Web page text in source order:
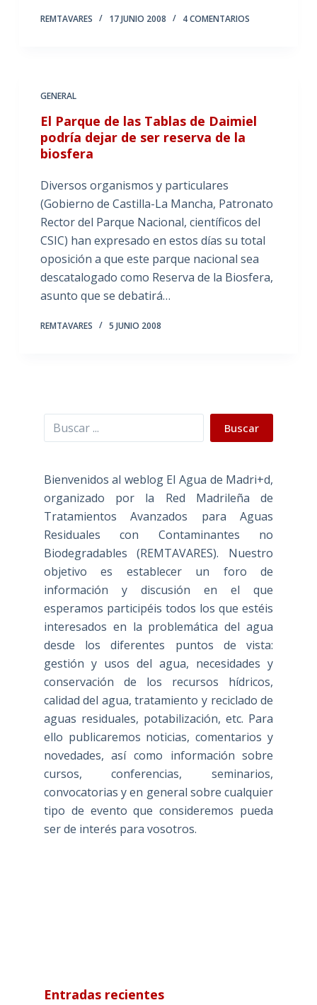
REMTAVARES 17 JUNIO 2008 4 COMENTARIOS
GENERAL
El Parque de las Tablas de Daimiel
podría dejar de ser reserva de la
biosfera
Diversos organismos y particulares
(Gobierno de Castilla-La Mancha, Patronato
Rector del Parque Nacional, científicos del
CSIC) han expresado en estos días su total
oposición a que este parque nacional sea
descatalogado como Reserva de la Biosfera,
asunto que se debatirá…
REMTAVARES 5 JUNIO 2008
Buscar Buscar
Bienvenidos al weblog El Agua de Madri+d,
organizado por la Red Madrileña de
Tratamientos Avanzados para Aguas
Residuales con Contaminantes no
Biodegradables (REMTAVARES). Nuestro
objetivo es establecer un foro de
información y discusión en el que
esperamos participéis todos los que estéis
interesados en la problemática del agua
desde los diferentes puntos de vista:
gestión y usos del agua, necesidades y
conservación de los recursos hídricos,
calidad del agua, tratamiento y reciclado de
aguas residuales, potabilización, etc. Para
ello publicaremos noticias, comentarios y
novedades, así como información sobre
cursos, conferencias, seminarios,
convocatorias y en general sobre cualquier
tipo de evento que consideremos pueda
ser de interés para vosotros.
Entradas recientes